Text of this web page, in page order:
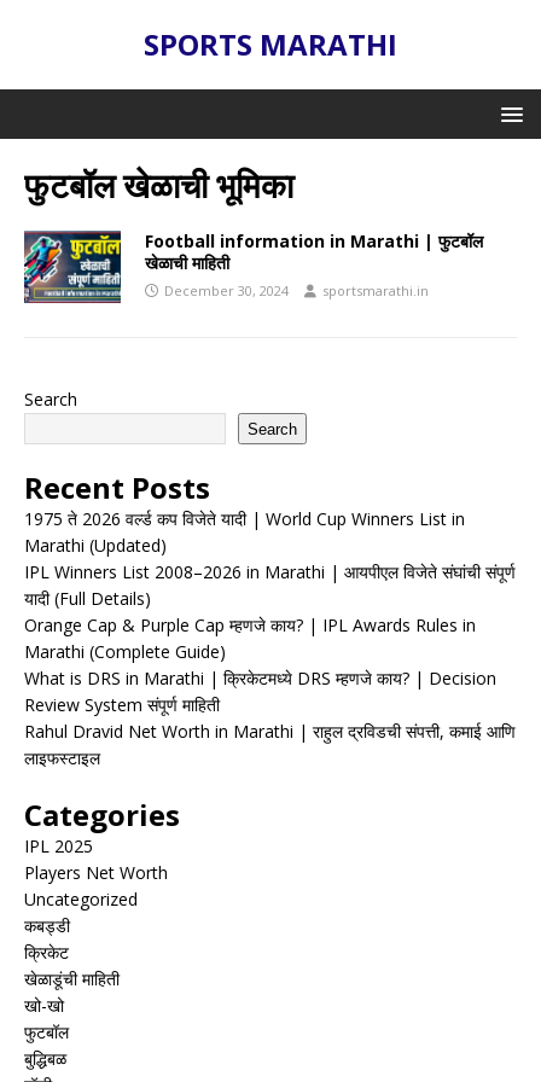
SPORTS MARATHI
फुटबॉल खेळाची भूमिका
Football information in Marathi | फुटबॉल
खेळाची माहिती
December 30, 2024 sportsmarathi.in
Search
Search
Recent Posts
1975 ते 2026 वर्ल्ड कप विजेते यादी | World Cup Winners List in
Marathi (Updated)
IPL Winners List 2008–2026 in Marathi | आयपीएल विजेते संघांची संपूर्ण
यादी (Full Details)
Orange Cap & Purple Cap म्हणजे काय? | IPL Awards Rules in
Marathi (Complete Guide)
What is DRS in Marathi | क्रिकेटमध्ये DRS म्हणजे काय? | Decision
Review System संपूर्ण माहिती
Rahul Dravid Net Worth in Marathi | राहुल द्रविडची संपत्ती, कमाई आणि
लाइफस्टाइल
Categories
IPL 2025
Players Net Worth
Uncategorized
कबड्डी
क्रिकेट
खेळाडूंची माहिती
खो-खो
फुटबॉल
बुद्धिबळ